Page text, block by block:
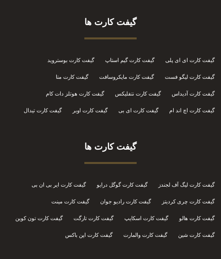
گیفت کارت ها
گیفت کارت ای ای پلی گیفت کارت گیم استاپ گیفت کارت بوستروید
گیفت کارت لیگو فست گیفت کارت مایکروسافت گیفت کارت متا
گیفت کارت آدیداس گیفت کارت نتفلیکس گیفت کارت هوتلز دات کام
گیفت کارت اچ اند ام گیفت کارت ای بی گیفت کارت اوبر گیفت کارت تیدال
گیفت کارت ها
گیفت کارت لیگ آف لجندز گیفت کارت گوگل درایو گیفت کارت ایر بی ان بی
گیفت کارت چری کردیتز گیفت کارت رادیو جوان گیفت کارت مینت
گیفت کارت هالو گیفت کارت اسکایپ گیفت کارت تارگت گیفت کارت تون کوین
گیفت کارت شین گیفت کارت والمارت گیفت کارت اپن باکس